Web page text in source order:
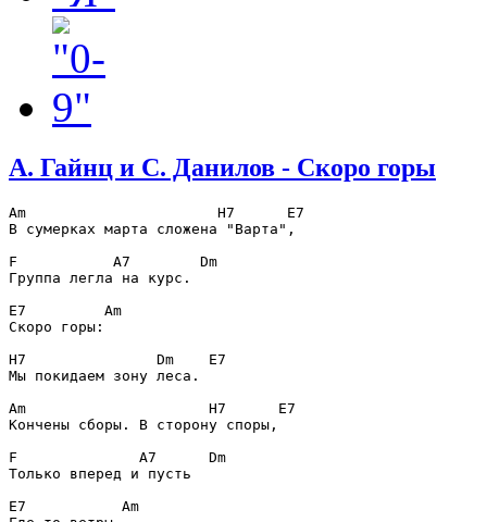
А. Гайнц и С. Данилов - Скоро горы
Am                      H7      E7
В сумерках марта сложена "Варта",
F           A7        Dm
Группа легла на курс.
E7         Am
Скоро горы:
H7               Dm    E7
Мы покидаем зону леса.
Am                     H7      E7
Кончены сборы. В сторону споры,
F              A7      Dm
Только вперед и пусть
E7           Am